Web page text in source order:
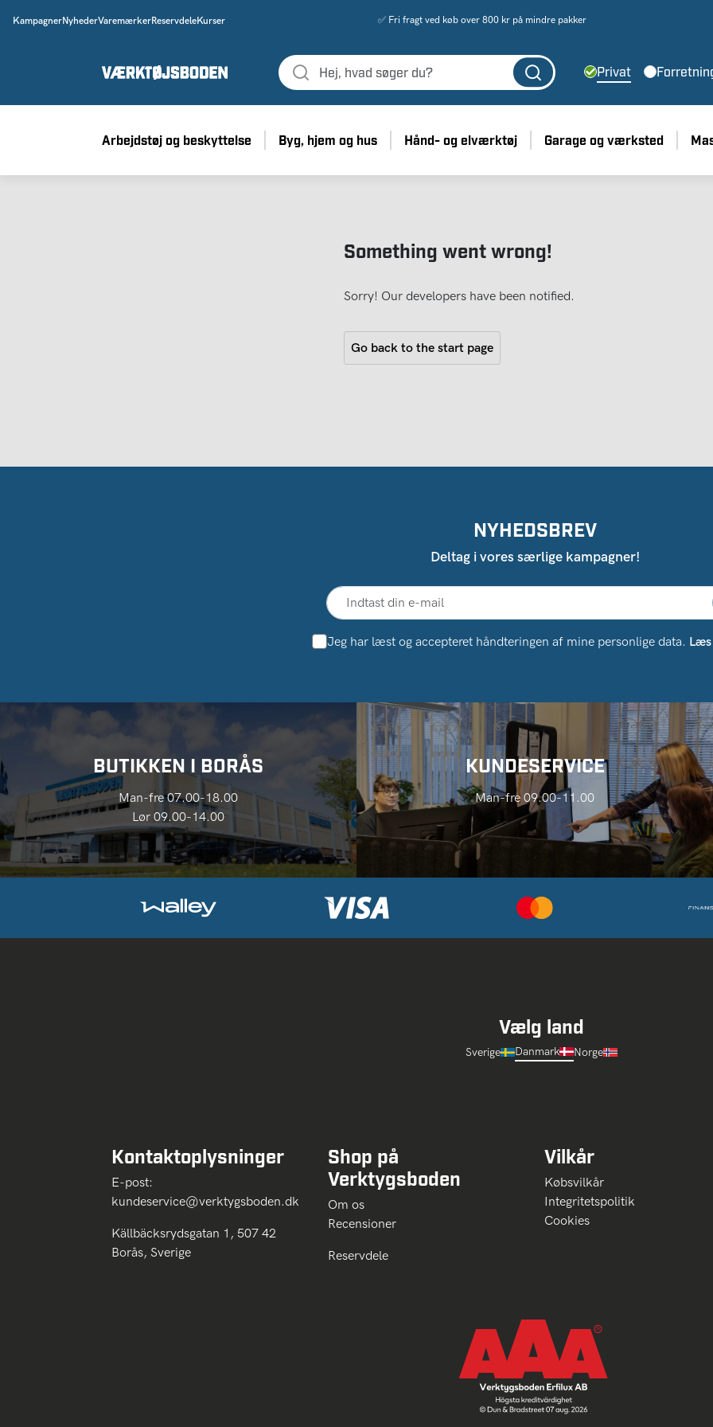
KampagnerNyhederVaremærkerReservdeleKurser ✅ Fri fragt ved køb over 800 kr på mindre pakker
Privat
Arbejdstøj og beskyttelse Byg, hjem og hus Hånd- og elværktøj Garage og værksted
Something went wrong!
Sorry! Our developers have been notified.
Go back to the start page
NYHEDSBREV
Deltag i vores særlige kampagner!
Jeg har læst og accepteret håndteringen af ​​mine personlige data.
BUTIKKEN I BORÅS
Man-fre 07.00-18.00
Lør 09.00-14.00
KUNDESERVICE
Man-fre 09.00-11.00
Vælg land
Sverige Danmark Norge
Kontaktoplysninger
E-post:
kundeservice@verktygsboden.dk
Källbäcksrydsgatan 1, 507 42
Borås, Sverige
Shop på
Verktygsboden
Om os
Recensioner
Reservdele
Vilkår
Købsvilkår
Integritetspolitik
Cookies